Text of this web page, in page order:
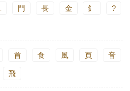
門 長 金 釒 ?
首 食 風 頁 音
飛